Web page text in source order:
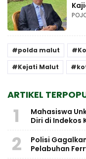
polda malut
Kejati Malut
ARTIKEL
1
Mahasiswa
Diri di Indekos
2
Polisi
Pelabuhan